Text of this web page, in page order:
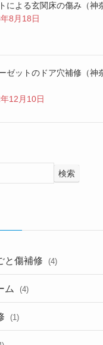
による玄関床の傷み（神
8月18日
ゼットのドア穴補修（神
12月10日
検索
と傷補修 (4)
ム (4)
(1)